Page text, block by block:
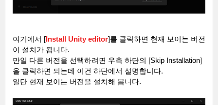
여기에서 [Install Unity editor]를 클릭하면 현재 보이는 버전
이 설치가 됩니다.
만일 다른 버전을 선택하려면 우측 하단의 [Skip Installation]
을 클릭하면 되는데 이건 하단에서 설명합니다.
일단 현재 보이는 버전을 설치해 봅니다.